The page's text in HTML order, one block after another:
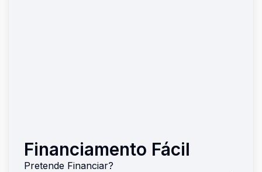
Financiamento Fácil
Pretende Financiar?